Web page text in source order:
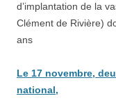
d’implantation de la
Clément de Rivière)
ans
Le 17 novembre,
national,